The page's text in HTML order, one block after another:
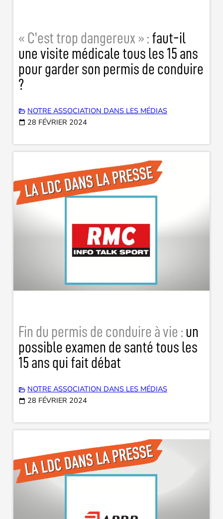
« C’est trop dangereux » : faut-il
une visite médicale tous les 15 ans
pour garder son permis de conduire
?
NOTRE ASSOCIATION DANS LES MÉDIAS
28 FÉVRIER 2024
Fin du permis de conduire à vie : un
possible examen de santé tous les
15 ans qui fait débat
NOTRE ASSOCIATION DANS LES MÉDIAS
28 FÉVRIER 2024